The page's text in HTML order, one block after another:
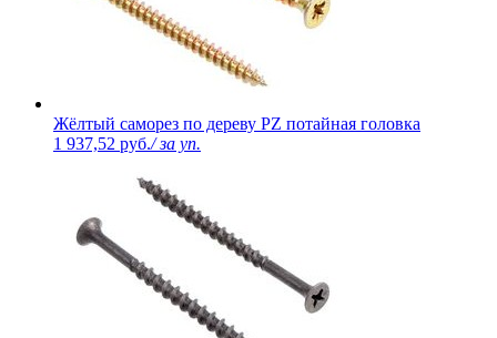
Жёлтый саморез по дереву PZ потайная головка
1 937,52 руб./ за уп.